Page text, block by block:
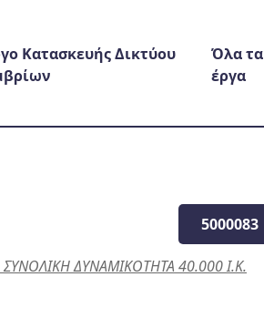
Κατασκευής Δικτύου
Όλα τα
έργα
5000083
ΔΥΝΑΜΙΚΟΤΗΤΑ 40.000 Ι.Κ.